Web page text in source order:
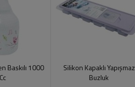
Baskılı 1000
Cc
Silikon Kapaklı Yapışmaz
Buzluk